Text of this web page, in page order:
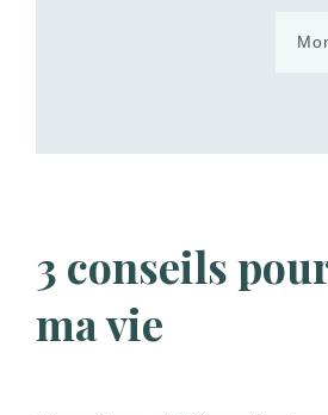
3 conseils
ma vie